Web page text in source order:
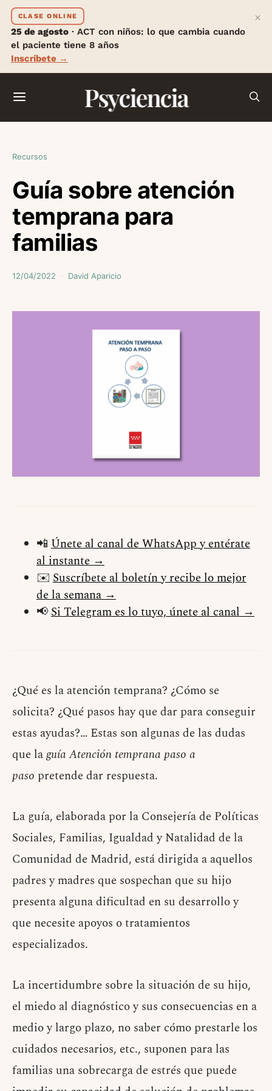
CLASE ONLINE
25 de agosto · ACT con niños: lo que cambia cuando
el paciente tiene 8 años
Inscríbete →
×
Psyciencia
Recursos
Guía sobre atención
temprana para
familias
12/04/2022 David Aparicio
📲 Únete al canal de WhatsApp y entérate
al instante →
✉️ Suscríbete al boletín y recibe lo mejor
de la semana →
📢Si Telegram es lo tuyo, únete al canal →
¿Qué es la atención temprana? ¿Cómo se
solicita? ¿Qué pasos hay que dar para conseguir
estas ayudas?… Estas son algunas de las dudas
que laguía Atención temprana paso a
paso pretende dar respuesta.
La guía, elaborada por la Consejería de Políticas
Sociales, Familias, Igualdad y Natalidad de la
Comunidad de Madrid, está dirigida a aquellos
padres y madres que sospechan que su hijo
presenta alguna dificultad en su desarrollo y
que necesite apoyos o tratamientos
especializados.
La incertidumbre sobre la situación de su hijo,
el miedo al diagnóstico y sus consecuencias en a
medio y largo plazo, no saber cómo prestarle los
cuidados necesarios, etc., suponen para las
familias una sobrecarga de estrés que puede